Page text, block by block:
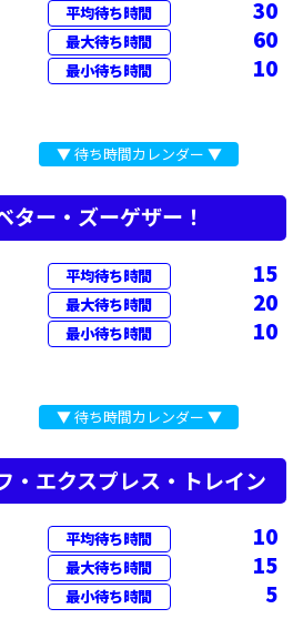
平均待ち時間 30
最大待ち時間 60
最小待ち時間 10
▼ 待ち時間カレンダー ▼
ター・ズーゲザー！
平均待ち時間 15
最大待ち時間 20
最小待ち時間 10
▼ 待ち時間カレンダー ▼
・エクスプレス・トレイン
平均待ち時間 10
最大待ち時間 15
最小待ち時間 5